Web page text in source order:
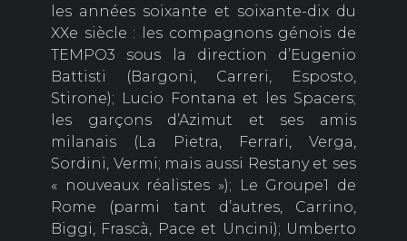
les années soixante et soixante-dix du
XXe siècle : les compagnons génois de
TEMPO3 sous la direction d’Eugenio
Battisti (Bargoni, Carreri, Esposto,
Stirone); Lucio Fontana et les Spacers;
les garçons d’Azimut et ses amis
milanais (La Pietra, Ferrari, Verga,
Sordini, Vermi; mais aussi Restany et ses
« nouveaux réalistes »); Le Groupe1 de
Rome (parmi tant d’autres, Carrino,
Biggi, Frascà, Pace et Uncini); Umberto